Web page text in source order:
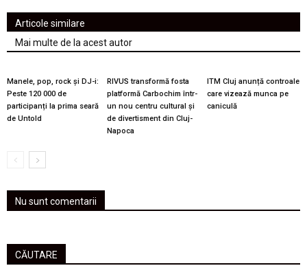
Articole similare
Mai multe de la acest autor
Manele, pop, rock și DJ-i:
Peste 120 000 de
participanți la prima seară
de Untold
RIVUS transformă fosta
platformă Carbochim într-
un nou centru cultural și
de divertisment din Cluj-
Napoca
ITM Cluj anunță controale
care vizează munca pe
caniculă
Nu sunt comentarii
CĂUTARE